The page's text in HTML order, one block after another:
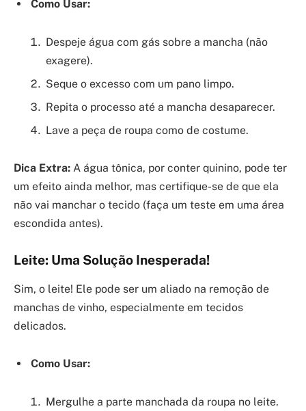
Como Usar:
Despeje água com gás sobre a mancha (não
exagere).
Seque o excesso com um pano limpo.
Repita o processo até a mancha desaparecer.
Lave a peça de roupa como de costume.
Dica Extra: A água tônica, por conter quinino, pode ter
um efeito ainda melhor, mas certifique-se de que ela
não vai manchar o tecido (faça um teste em uma área
escondida antes).
Leite: Uma Solução Inesperada!
Sim, o leite! Ele pode ser um aliado na remoção de
manchas de vinho, especialmente em tecidos
delicados.
Como Usar:
Mergulhe a parte manchada da roupa no leite.